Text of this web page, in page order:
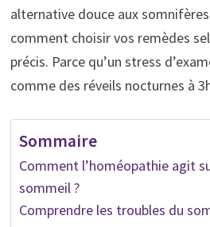
alternative douce aux
comment choisir vos remèdes
précis. Parce qu’un stress
comme des réveils nocturnes à
Sommaire
Comment l’homéopathie agit
sommeil ?
Comprendre les troubles du